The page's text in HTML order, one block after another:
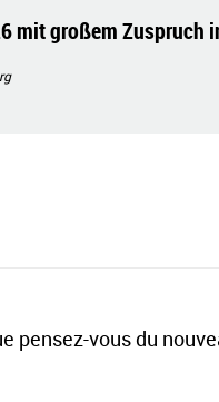
mit großem Zuspruch
pensez-vous du